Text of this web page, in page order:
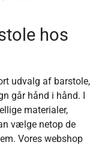
hos
udvalg af barstole,
går hånd i hånd. I
materialer,
vælge netop de
Vores webshop